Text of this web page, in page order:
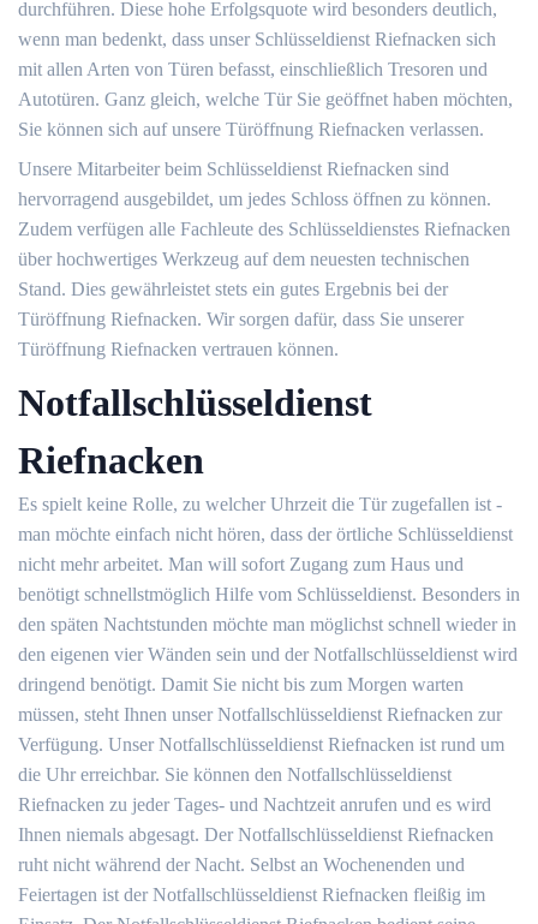
durchführen. Diese hohe Erfolgsquote wird besonders deutlich,
wenn man bedenkt, dass unser Schlüsseldienst Riefnacken sich
mit allen Arten von Türen befasst, einschließlich Tresoren und
Autotüren. Ganz gleich, welche Tür Sie geöffnet haben möchten,
Sie können sich auf unsere Türöffnung Riefnacken verlassen.
Unsere Mitarbeiter beim Schlüsseldienst Riefnacken sind
hervorragend ausgebildet, um jedes Schloss öffnen zu können.
Zudem verfügen alle Fachleute des Schlüsseldienstes Riefnacken
über hochwertiges Werkzeug auf dem neuesten technischen
Stand. Dies gewährleistet stets ein gutes Ergebnis bei der
Türöffnung Riefnacken. Wir sorgen dafür, dass Sie unserer
Türöffnung Riefnacken vertrauen können.
Notfallschlüsseldienst
Riefnacken
Es spielt keine Rolle, zu welcher Uhrzeit die Tür zugefallen ist -
man möchte einfach nicht hören, dass der örtliche Schlüsseldienst
nicht mehr arbeitet. Man will sofort Zugang zum Haus und
benötigt schnellstmöglich Hilfe vom Schlüsseldienst. Besonders in
den späten Nachtstunden möchte man möglichst schnell wieder in
den eigenen vier Wänden sein und der Notfallschlüsseldienst wird
dringend benötigt. Damit Sie nicht bis zum Morgen warten
müssen, steht Ihnen unser Notfallschlüsseldienst Riefnacken zur
Verfügung. Unser Notfallschlüsseldienst Riefnacken ist rund um
die Uhr erreichbar. Sie können den Notfallschlüsseldienst
Riefnacken zu jeder Tages- und Nachtzeit anrufen und es wird
Ihnen niemals abgesagt. Der Notfallschlüsseldienst Riefnacken
ruht nicht während der Nacht. Selbst an Wochenenden und
Feiertagen ist der Notfallschlüsseldienst Riefnacken fleißig im